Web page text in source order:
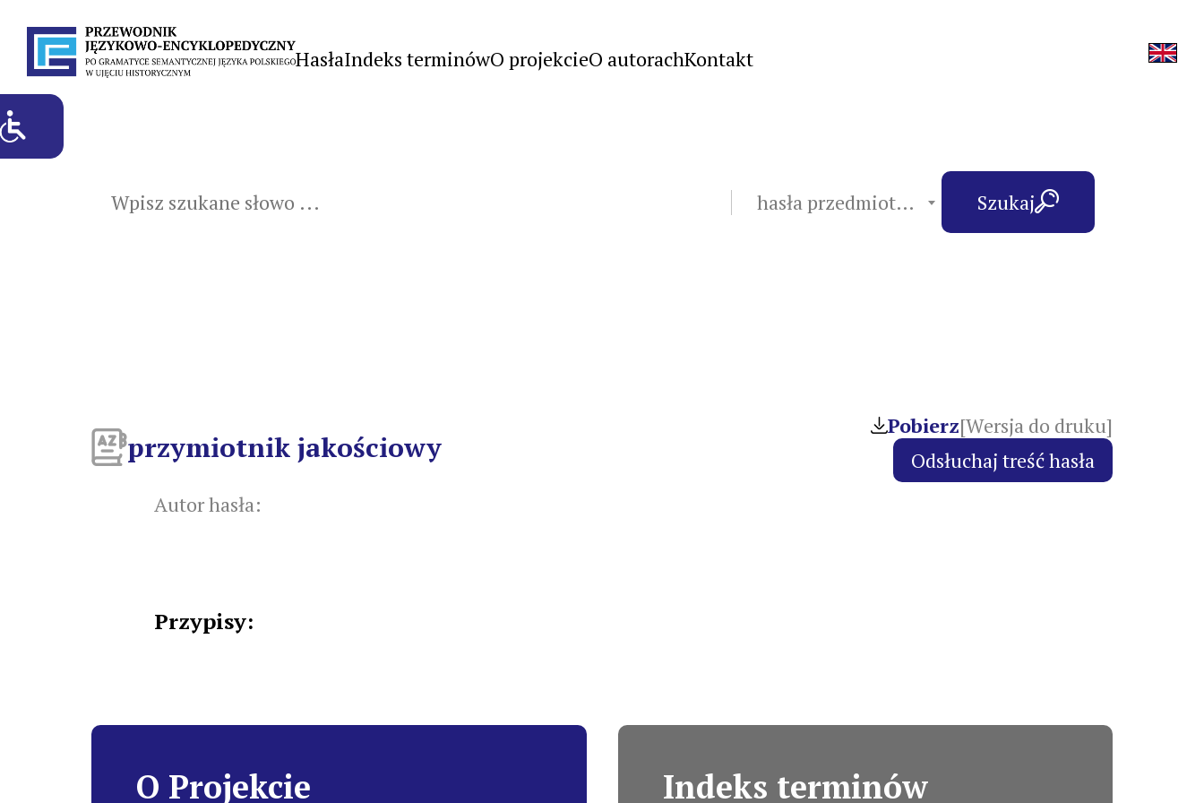
HasłaIndeks terminówO projekcieO autorachKontakt
hasła przedmiotowe Szukaj
przymiotnik jakościowy
Pobierz[Wersja do druku]
Autor hasła:
Przypisy:
O Projekcie Indeks terminów